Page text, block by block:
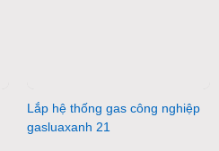
Lắp hệ thống gas công nghiệp
gasluaxanh 21